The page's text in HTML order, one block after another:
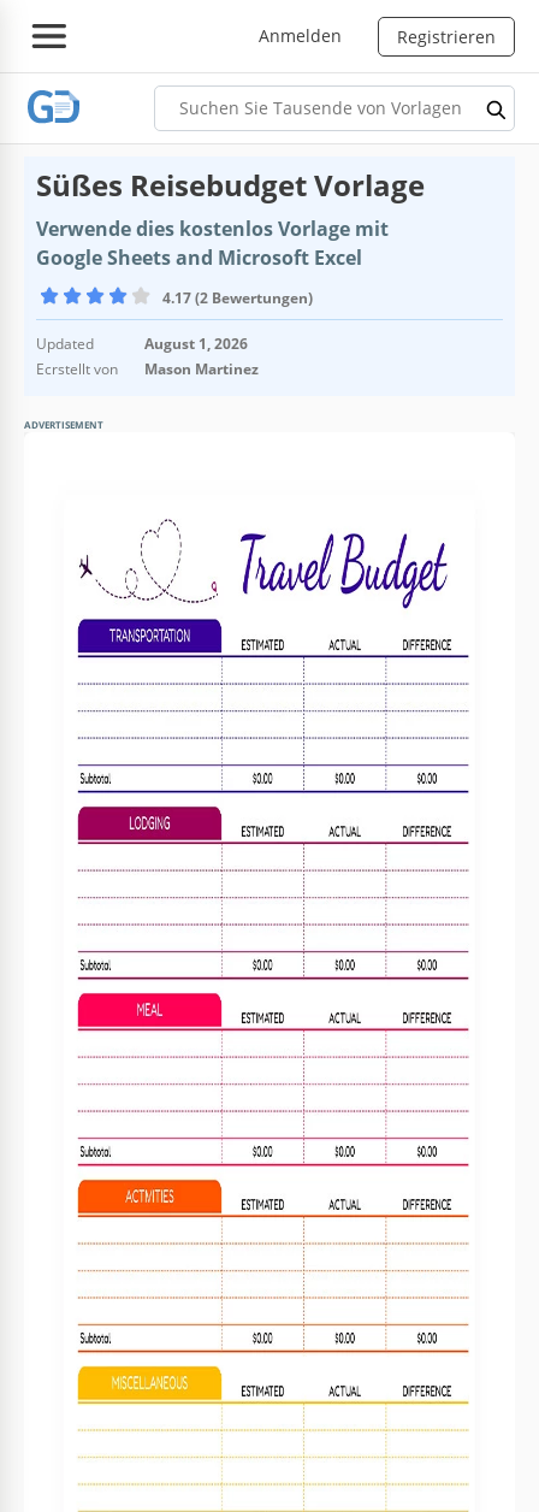
Anmelden Registrieren
Süßes Reisebudget Vorlage
Verwende dies kostenlos Vorlage mit
Google Sheets and Microsoft Excel
4.17 (2 Bewertungen)
Updated
August 1, 2026
Ecrstellt von
Mason Martinez
ADVERTISEMENT